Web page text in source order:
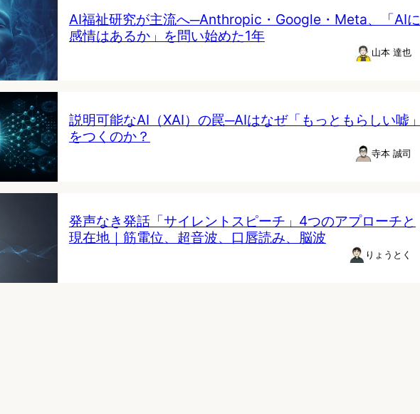
AI福祉研究が主流へ─Anthropic・Google・Meta、「AIに
感情はあるか」を問い始めた1年
山本 達也
説明可能なAI（XAI）の罠─AIはなぜ「もっともらしい嘘」
をつくのか？
寺本 誠司
発声なき発話「サイレントスピーチ」4つのアプローチと
現在地｜筋電位、超音波、口唇読み、脳波
りょうとく